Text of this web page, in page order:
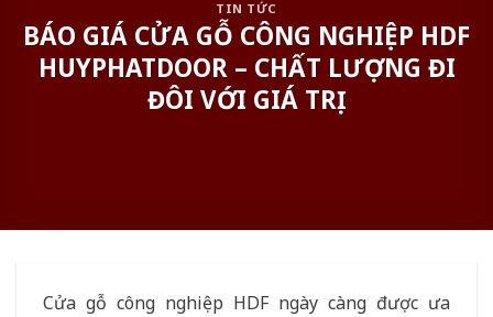
TIN TỨC
BÁO GIÁ CỬA GỖ CÔNG NGHIỆP HDF
HUYPHATDOOR – CHẤT LƯỢNG ĐI
ĐÔI VỚI GIÁ TRỊ
Cửa gỗ công nghiệp HDF ngày càng được ưa